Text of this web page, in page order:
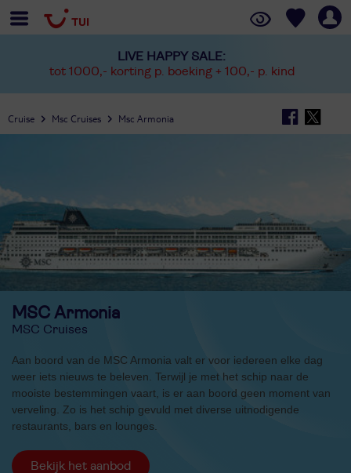
LIVE HAPPY SALE:
tot 1000,- korting p. boeking + 100,- p. kind
Cruise Msc Cruises Msc Armonia
MSC Armonia
MSC Cruises
Aan boord van de MSC Armonia valt er voor iedereen elke dag
weer iets nieuws te beleven. Terwijl je met het schip naar de
mooiste bestemmingen vaart, is er aan boord geen moment van
verveling. Zo is het schip gevuld met diverse uitnodigende
restaurants, bars en lounges.
Bekijk het aanbod